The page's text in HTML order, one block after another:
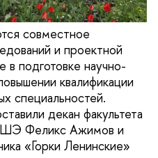
совместное
и проектной
в подготовке научно-
квалификации
специальностей.
декан факультета
Феликс Ажимов и
«Горки Ленинские»